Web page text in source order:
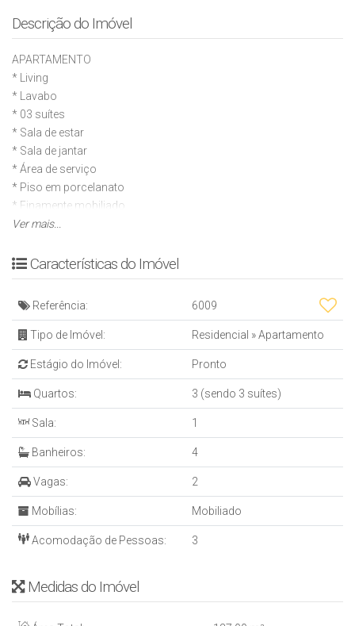
Descrição do Imóvel
APARTAMENTO
* Living
* ⁠Lavabo
* 03 suítes
* ⁠Sala de estar
* ⁠Sala de jantar
* ⁠Área de serviço
* ⁠Piso em porcelanato
* ⁠Finamente mobiliado
* ⁠Acabamento em gesso
EMPREENDIMENTO
* 01 elevador
* ⁠Box de praia individual
* ⁠01 apartamento por andar
* Hall de entrada mobiliado e decorado
AREA DE LAZER
* Bar molhado
* Sala de jogas
* ⁠Piscina adulto e infantil
INFORMAÇÕES ADICIONAIS
* ⁠Vagas: 02 vagas (G1)
* ⁠Condomínio: R$820,00 aprox.
* ⁠Posição solar: Frente Norte
* ⁠Área privativa: 137 m2 aprox.
Ver mais...
Características do Imóvel
Referência: 6009
Tipo de Imóvel: Residencial »Apartamento
Estágio do Imóvel: Pronto
Quartos: 3 (sendo 3 suítes)
Sala: 1
Banheiros: 4
Vagas: 2
Mobílias: Mobiliado
Acomodação de Pessoas: 3
Medidas do Imóvel